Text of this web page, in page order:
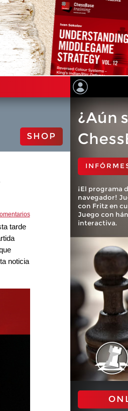
SHOP
tarde
noticia
¿Aún
¡El programa
navegador!
con Fritz en
Juego con
interactiva.